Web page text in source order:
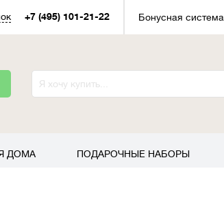
+7 (495) 101-21-22 Бонусная система
ДОМА ПОДАРОЧНЫЕ НАБОРЫ